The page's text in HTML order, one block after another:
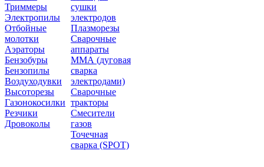
Триммеры
Электропилы
Отбойные
молотки
Аэраторы
Бензобуры
Бензопилы
Воздуходувки
Высоторезы
Газонокосилки
Резчики
Дровоколы
сушки
электродов
Плазморезы
Сварочные
аппараты
ММА (дуговая
сварка
электродами)
Сварочные
тракторы
Смесители
газов
Точечная
сварка (SPOT)